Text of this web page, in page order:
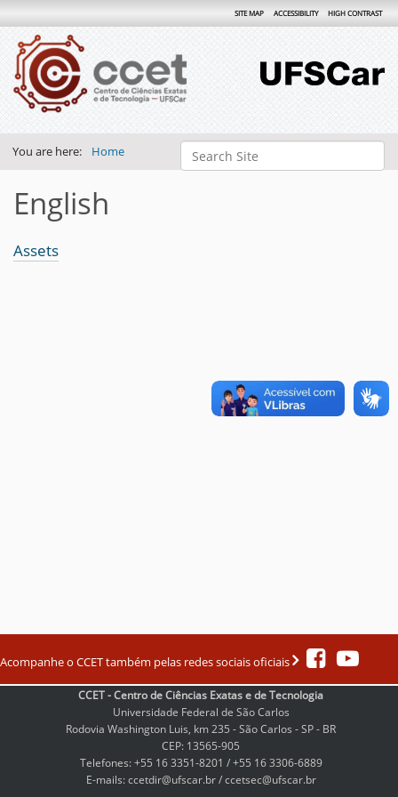
Search Site
SITE MAP ACCESSIBILITY HIGH CONTRAST
You are here: Home
English
Assets
Acompanhe o CCET também pelas redes sociais oficiais
CCET - Centro de Ciências Exatas e de Tecnologia
Universidade Federal de São Carlos
Rodovia Washington Luis, km 235 - São Carlos - SP - BR
CEP: 13565-905
Telefones: +55 16 3351-8201 / +55 16 3306-6889
E-mails: ccetdir@ufscar.br / ccetsec@ufscar.br